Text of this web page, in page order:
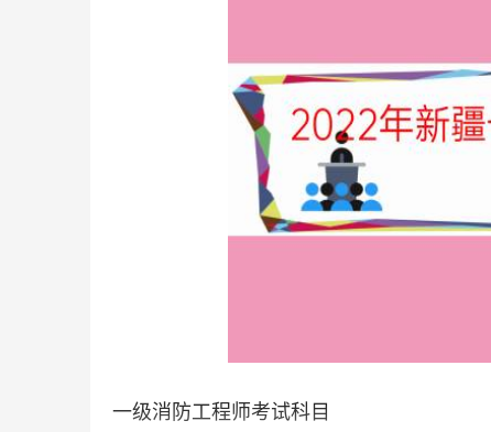
一级消防工程师考试科目